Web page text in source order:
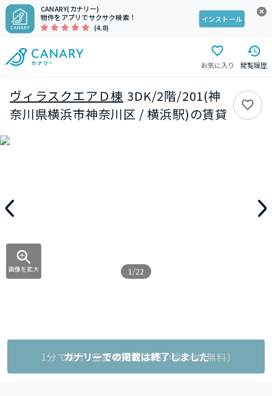
CANARY(カナリー)
物件をアプリでサクサク検索！
(4.8)
インストール
お気に入り 閲覧履歴
ヴィラスクエアＤ棟 3DK/2階/201(神
奈川県横浜市神奈川区 / 横浜駅)の賃貸
画像を拡大 1/22
1分で完了!空室状況をお問い合わせ(無料)
カナリーでの掲載は終了しました